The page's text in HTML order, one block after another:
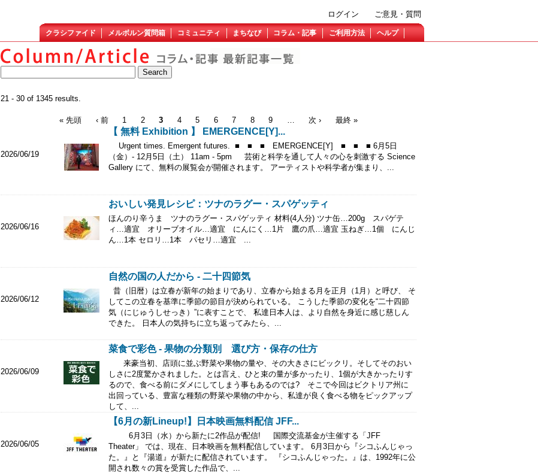
ご意見・質問
ログイン
クラシファイド メルボルン質問箱 コミュニティ まちなび コラム・記事 ご利用方法 ヘルプ
21 - 30 of 1345 results.
« 先頭 ‹ 前 1 2 3 4 5 6 7 8 9 次 › 最終 »
2026/06/19
【 無料 Exhibition 】 EMERGENCE[Y]...
Urgent times. Emergent futures. ■ ■ ■ EMERGENCE[Y] ■ ■ ■ 6月5日
（金）- 12月5日（土） 11am - 5pm 芸術と科学を通して人々の心を刺激する Science
Gallery にて、無料の展覧会が開催されます。 アーティストや科学者が集まり、...
2026/06/16
おいしい発見レシピ：ツナのラグー・スパゲッティ
ほんのり辛うま ツナのラグー・スパゲッティ 材料(4人分) ツナ缶…200g スパゲテ
ィ…適宜 オリーブオイル…適宜 にんにく…1片 鷹の爪…適宜 玉ねぎ…1個 にんじ
ん…1本 セロリ…1本 パセリ…適宜 ...
2026/06/12
自然の国の人だから - 二十四節気
昔（旧暦）は立春が新年の始まりであり、立春から始まる月を正月（1月）と呼び、 そ
してこの立春を基準に季節の節目が決められている。 こうした季節の変化を“二十四節
気（にじゅうしせっき）”に表すことで、 私達日本人は、より自然を身近に感じ慈しん
できた。 日本人の気持ちに立ち返ってみたら、...
2026/06/09
菜食で彩色 - 果物の分類別 選び方・保存の仕方
来豪当初、店頭に並ぶ野菜や果物の量や、その大きさにビックリ。そしてそのおい
しさに2度驚かされました。とは言え、ひと束の量が多かったり、1個が大きかったりす
るので、食べる前にダメにしてしまう事もあるのでは? そこで今回はビクトリア州に
出回っている、豊富な種類の野菜や果物の中から、私達が良く食べる物をピックアップ
して、...
2026/06/05
【6月の新Lineup!】日本映画無料配信 JFF...
6月3日（水）から新たに2作品が配信! 国際交流基金が主催する「JFF
Theater」 では、現在、日本映画を無料配信しています。 6月3日から『シコふんじゃっ
た。』と『湯道』が新たに配信されています。 『シコふんじゃった。』は、1992年に公
開され数々の賞を受賞した作品で、...